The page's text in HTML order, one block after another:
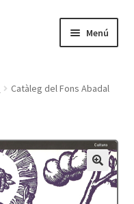
Menú
Catàleg del Fons Abadal